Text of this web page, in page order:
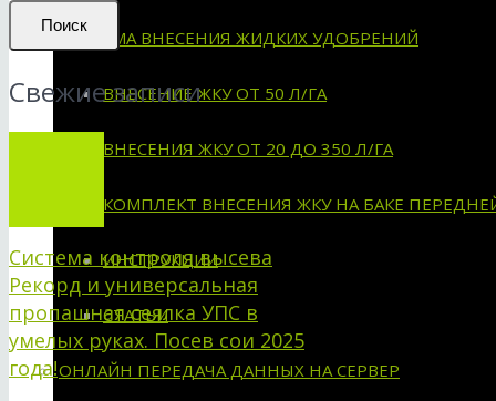
СИСТЕМА ВНЕСЕНИЯ ЖИДКИХ УДОБРЕНИЙ
ВНЕСЕНИЕ ЖКУ ОТ 50 Л/ГА
ВНЕСЕНИЯ ЖКУ ОТ 20 ДО 350 Л/ГА
КОМПЛЕКТ ВНЕСЕНИЯ ЖКУ НА БАКЕ
ИНСТРУКЦИИ
СТАТЬИ
ОНЛАЙН ПЕРЕДАЧА ДАННЫХ НА СЕРВЕР
Поиск
Свежие записи
Система контроля высева
Рекорд и универсальная
пропашная сеялка УПС в
умелых руках. Посев сои 2025
года!